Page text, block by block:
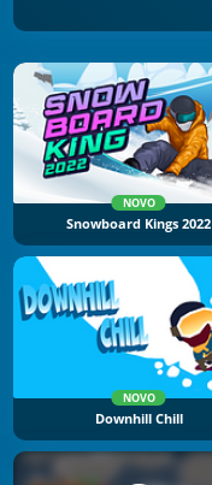
NOVO
Snowboard Kings 2022
NOVO
Downhill Chill